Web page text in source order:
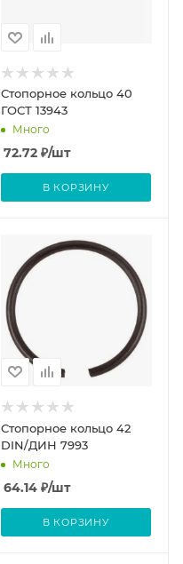
Стопорное кольцо 40
ГОСТ 13943
Много
72.72₽/шт
В КОРЗИНУ
Стопорное кольцо 42
DIN/ДИН 7993
Много
64.14₽/шт
В КОРЗИНУ